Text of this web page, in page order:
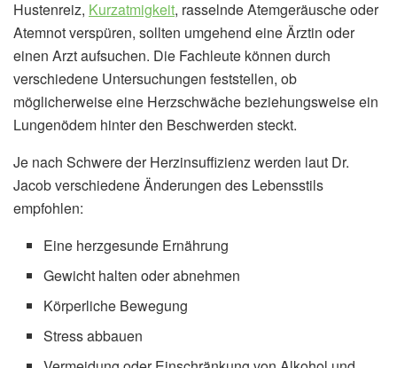
Hustenreiz, Kurzatmigkeit, rasselnde Atemgeräusche oder
Atemnot verspüren, sollten umgehend eine Ärztin oder
einen Arzt aufsuchen. Die Fachleute können durch
verschiedene Untersuchungen feststellen, ob
möglicherweise eine Herzschwäche beziehungsweise ein
Lungenödem hinter den Beschwerden steckt.
Je nach Schwere der Herzinsuffizienz werden laut Dr.
Jacob verschiedene Änderungen des Lebensstils
empfohlen:
Eine herzgesunde Ernährung
Gewicht halten oder abnehmen
Körperliche Bewegung
Stress abbauen